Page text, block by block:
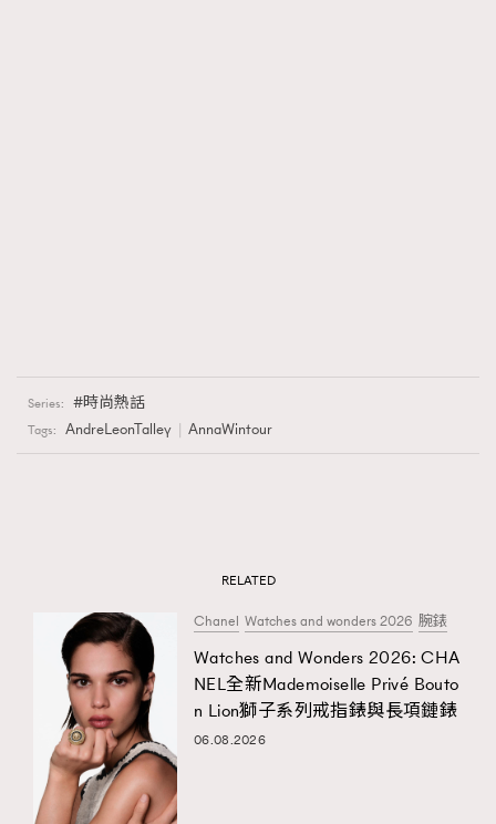
Series: 時尚熱話
Tags: AndreLeonTalley AnnaWintour
RELATED
Chanel Watches and wonders 2026 腕錶
Watches and Wonders 2026: CHA
NEL全新Mademoiselle Privé Bouto
n Lion獅子系列戒指錶與長項鏈錶
06.08.2026